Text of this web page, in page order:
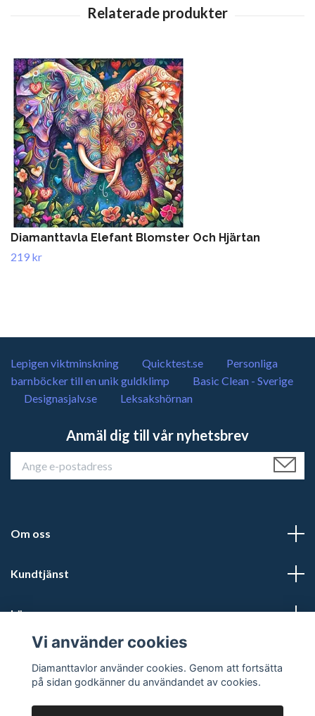
Diamanttavla Elefant Blomster Och Hjärtan
219 kr
Lepigen viktminskning Quicktest.se
Personliga
barnböcker till en unik guldklimp
Basic Clean - Sverige
Designasjalv.se
Leksakshörnan
Anmäl dig till vår nyhetsbrev
Om oss
Kundtjänst
Läs mer
Vi använder cookies
Diamanttavlor använder cookies. Genom att fortsätta
på sidan godkänner du användandet av cookies.